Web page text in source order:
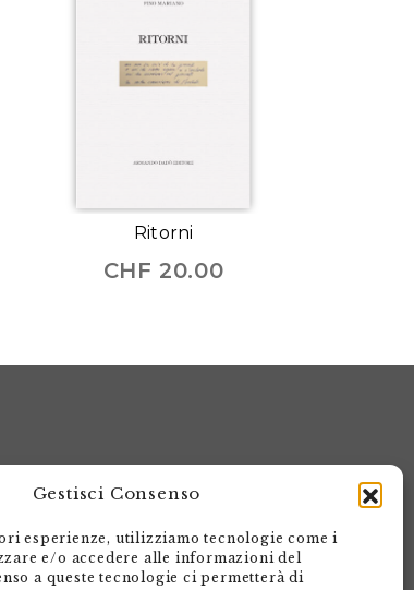
Gestisci Consenso
esperienze, utilizziamo tecnologie come i
e/o accedere alle informazioni del
a queste tecnologie ci permetterà di
Ritorni
CHF 20.00
Armando Dadò Editore